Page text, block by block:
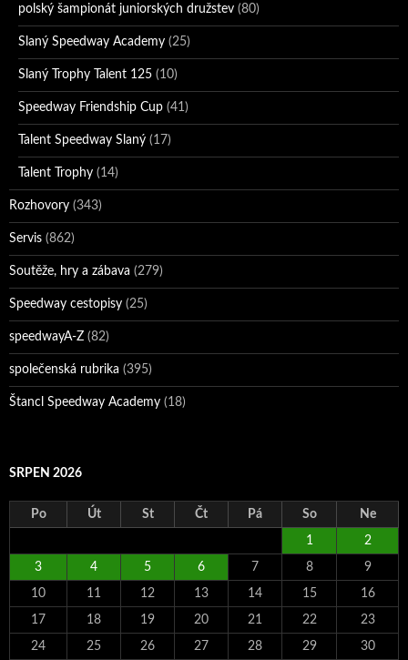
polský šampionát juniorských družstev (80)
Slaný Speedway Academy (25)
Slaný Trophy Talent 125 (10)
Speedway Friendship Cup (41)
Talent Speedway Slaný (17)
Talent Trophy (14)
Rozhovory (343)
Servis (862)
Soutěže, hry a zábava (279)
Speedway cestopisy (25)
speedwayA-Z (82)
společenská rubrika (395)
Štancl Speedway Academy (18)
SRPEN 2026
Po Út St Čt Pá So Ne
1 2
3 4 5 6 7 8 9
10 11 12 13 14 15 16
17 18 19 20 21 22 23
24 25 26 27 28 29 30